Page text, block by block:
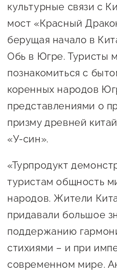
Поддержка
предпринимателей
Поддержка
Финансовая
Меры поддержки в
Центры
Центр
сопровождения
Поддержка
Онлайн-
Истории
Центр
культурные связи с
мост «Красный
берущая начало в
Обь в Югре. Туристы
познакомиться с
коренных народов
представлениями о
призму древней
«У-син».
«Турпродукт
туристам общность
народов. Жители
придавали большое
поддержанию
стихиями – и при
современном мире.